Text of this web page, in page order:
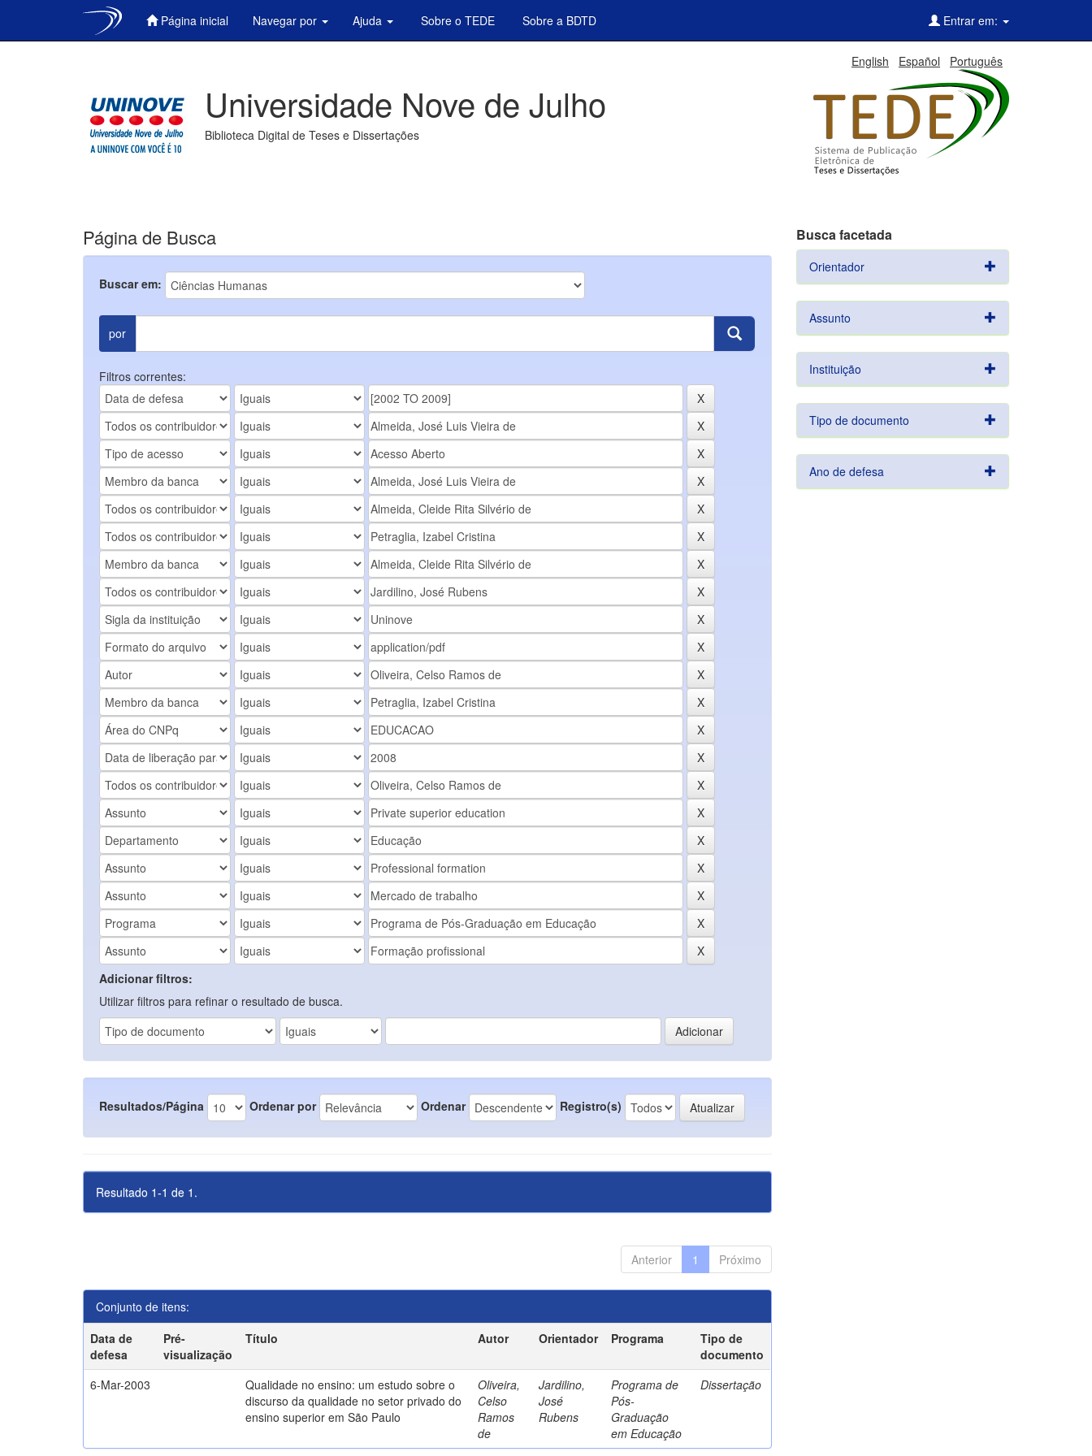
Página inicial Navegar por Ajuda Sobre o TEDE Sobre a BDTD Entrar em:
English Español Português
Universidade Nove de Julho
Biblioteca Digital de Teses e Dissertações
Página de Busca
Buscar em:
por
Filtros correntes:
Adicionar filtros:
Utilizar filtros para refinar o resultado de busca.
Resultados/Página Ordenar por Ordenar Registro(s)
Resultado 1-1 de 1.
Anterior 1 Próximo
Conjunto de itens:
Data de
defesa
Pré-
visualização
Título Autor Orientador Programa
Tipo de
documento
6-Mar-2003
Qualidade no ensino: um estudo sobre o
discurso da qualidade no setor privado do
ensino superior em São Paulo
Oliveira,
Celso
Ramos
de
Jardilino,
José
Rubens
Programa de
Pós-
Graduação
em Educação
Dissertação
Busca facetada
Orientador
Assunto
Instituição
Tipo de documento
Ano de defesa